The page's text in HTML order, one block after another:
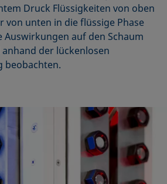
Druck Flüssigkeiten von oben
von unten in die flüssige Phase
Auswirkungen auf den Schaum
der lückenlosen
beobachten.